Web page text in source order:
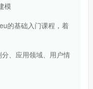
模
的基础入门课程，着
、应用领域、用户情